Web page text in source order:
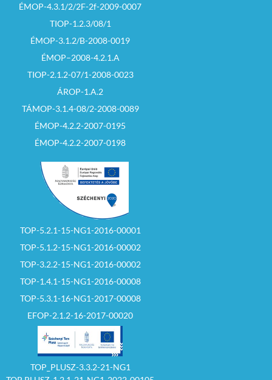
ÉMOP-4.3.1/2/2F-2f-2009-0007
TIOP-1.2.3/08/1
ÉMOP-3.1.2/B-2008-0019
ÉMOP–2008-4.2.1.A
TIOP-2.1.2-07/1-2008-0023
ÁROP-1.A.2
TÁMOP-3.1.4-08/2-2008-0089
ÉMOP-4.2.2-2007-0195
ÉMOP-4.2.2-2007-0198
TOP-5.2.1-15-NG1-2016-00001
TOP-5.1.2-15-NG1-2016-00002
TOP-3.2.2-15-NG1-2016-00002
TOP-1.4.1-15-NG1-2016-00008
TOP-5.3.1-16-NG1-2017-00008
EFOP-2.1.2-16-2017-00020
TOP_PLUSZ-3.3.2-21-NG1